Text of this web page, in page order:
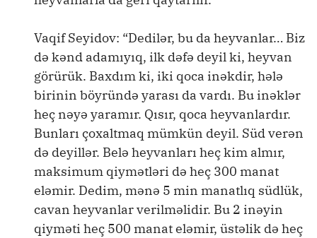
Vaqif Seyidov: “Dedilər, bu da heyvanlar… Biz
də kənd adamıyıq, ilk dəfə deyil ki, heyvan
görürük. Baxdım ki, iki qoca inəkdir, hələ
birinin böyründə yarası da vardı. Bu inəklər
heç nəyə yaramır. Qısır, qoca heyvanlardır.
Bunları çoxaltmaq mümkün deyil. Süd verən
də deyillər. Belə heyvanları heç kim almır,
maksimum qiymətləri də heç 300 manat
eləmir. Dedim, mənə 5 min manatlıq südlük,
cavan heyvanlar verilməlidir. Bu 2 inəyin
qiyməti heç 500 manat eləmir, üstəlik də heç